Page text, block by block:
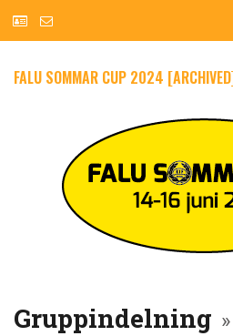
FALU SOMMAR CUP 2024
Gruppindelning